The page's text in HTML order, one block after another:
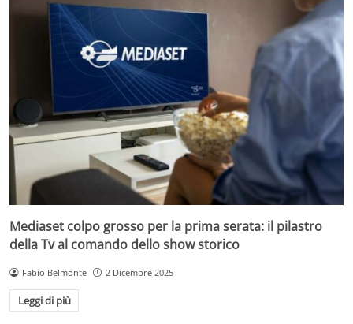
Mediaset colpo grosso per la prima serata: il pilastro
della Tv al comando dello show storico
Fabio Belmonte 2 Dicembre 2025
Leggi di più